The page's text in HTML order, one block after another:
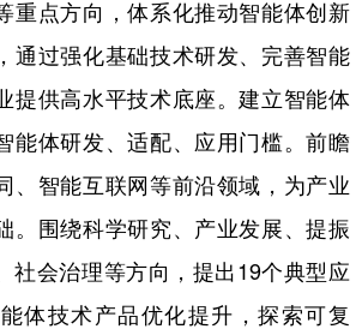
Español Français عربى
日本語 한국어
重点方向，体系化推动智能体创新
通过强化基础技术研发、完善智能
提供高水平技术底座。建立智能体
能体研发、适配、应用门槛。前瞻
、智能互联网等前沿领域，为产业
。围绕科学研究、产业发展、提振
社会治理等方向，提出19个典型应
体技术产品优化提升，探索可复